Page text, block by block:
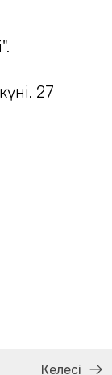
27
Келесі